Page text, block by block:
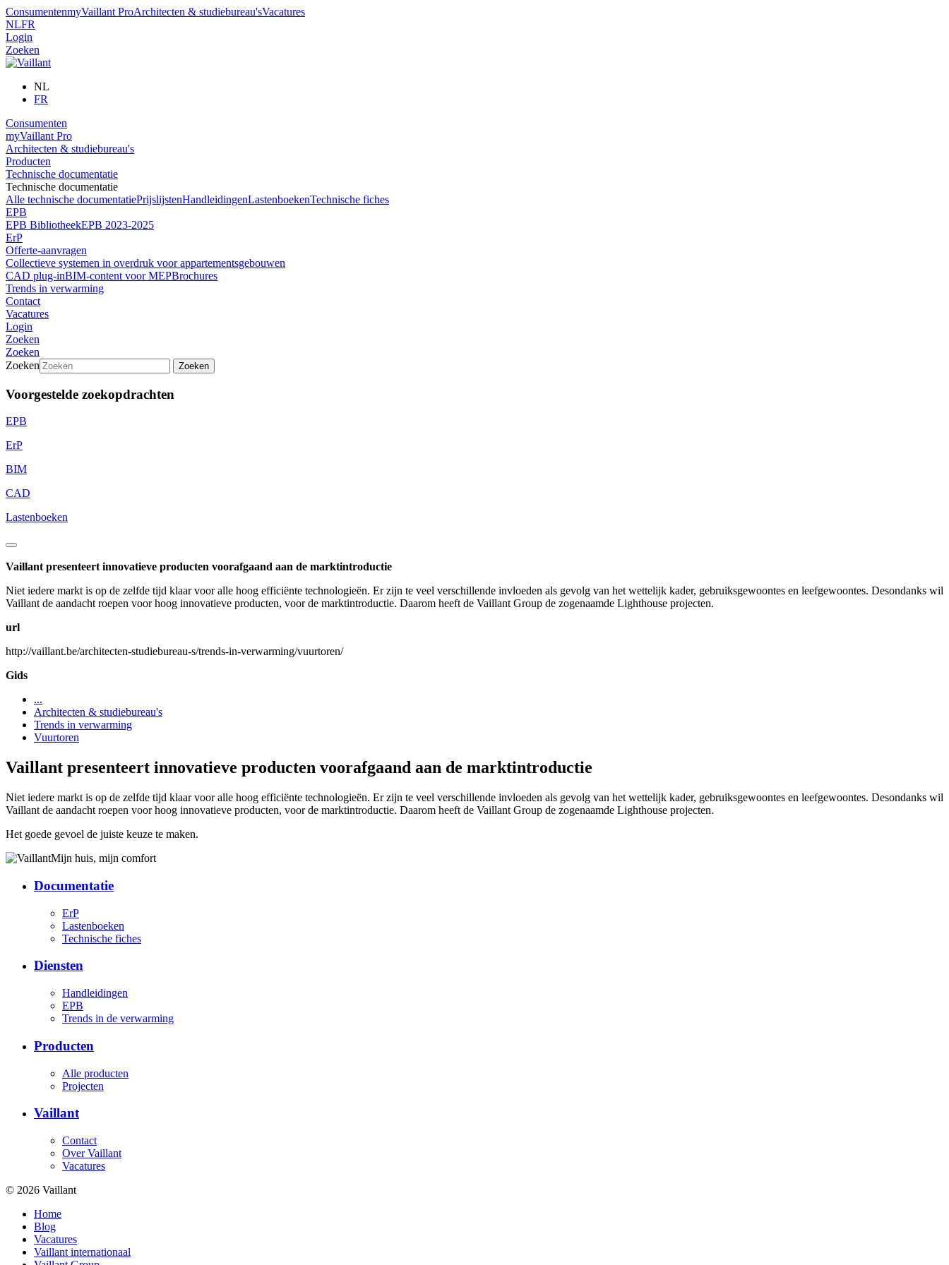
ConsumentenmyVaillant ProArchitecten & studiebureau'sVacatures
NLFR
Login
Zoeken
NL
FR
Consumenten
myVaillant Pro
Architecten & studiebureau's
Producten
Technische documentatie
Technische documentatie
Alle technische documentatiePrijslijstenHandleidingenLastenboekenTechnische fiches
EPB
EPB BibliotheekEPB 2023-2025
ErP
Offerte-aanvragen
Collectieve systemen in overdruk voor appartementsgebouwen
CAD plug-inBIM-content voor MEPBrochures
Trends in verwarming
Contact
Vacatures
Login
Zoeken
Zoeken
Zoeken
Zoeken
Voorgestelde zoekopdrachten
EPB
ErP
BIM
CAD
Lastenboeken
Vaillant presenteert innovatieve producten voorafgaand aan de marktintroductie
Niet iedere markt is op de zelfde tijd klaar voor alle hoog efficiënte technologieën. Er zijn te veel verschillende invloeden als gevolg van het wettelijk kader, gebruiksgewoontes en leefgewoontes. Desondanks wil
Vaillant de aandacht roepen voor hoog innovatieve producten, voor de marktintroductie. Daarom heeft de Vaillant Group de zogenaamde Lighthouse projecten.
url
http://vaillant.be/architecten-studiebureau-s/trends-in-verwarming/vuurtoren/
Gids
...
Architecten & studiebureau's
Trends in verwarming
Vuurtoren
Vaillant presenteert innovatieve producten voorafgaand aan de marktintroductie
Niet iedere markt is op de zelfde tijd klaar voor alle hoog efficiënte technologieën. Er zijn te veel verschillende invloeden als gevolg van het wettelijk kader, gebruiksgewoontes en leefgewoontes. Desondanks wil
Vaillant de aandacht roepen voor hoog innovatieve producten, voor de marktintroductie. Daarom heeft de Vaillant Group de zogenaamde Lighthouse projecten.
Het goede gevoel de juiste keuze te maken.
Mijn huis, mijn comfort
Documentatie
ErP
Lastenboeken
Technische fiches
Diensten
Handleidingen
EPB
Trends in de verwarming
Producten
Alle producten
Projecten
Vaillant
Contact
Over Vaillant
Vacatures
© 2026 Vaillant
Home
Blog
Vacatures
Vaillant internationaal